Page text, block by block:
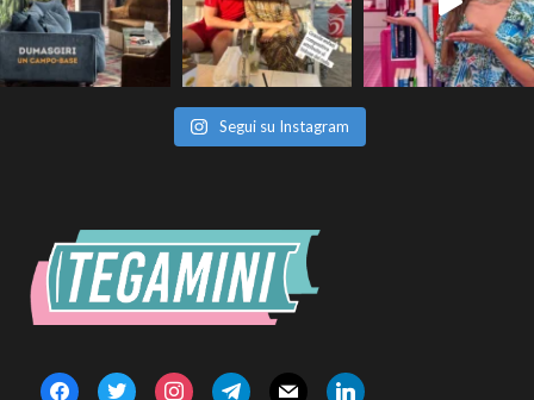
Segui su Instagram
facebooktwitter instagramtelegrammail linkedin